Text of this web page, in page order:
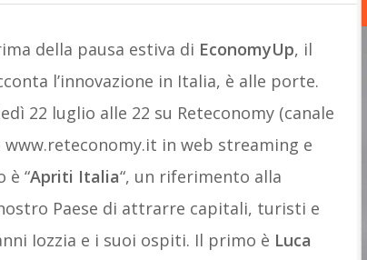
della pausa estiva di EconomyUp, il
l’innovazione in Italia, è alle porte.
22 luglio alle 22 su Reteconomy (canale
www.reteconomy.it in web streaming e
è “Apriti Italia“, un riferimento alla
Paese di attrarre capitali, turisti e
Iozzia e i suoi ospiti. Il primo è Luca